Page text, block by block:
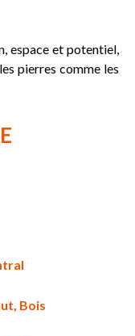
espace et potentiel,
pierres comme les
Bois